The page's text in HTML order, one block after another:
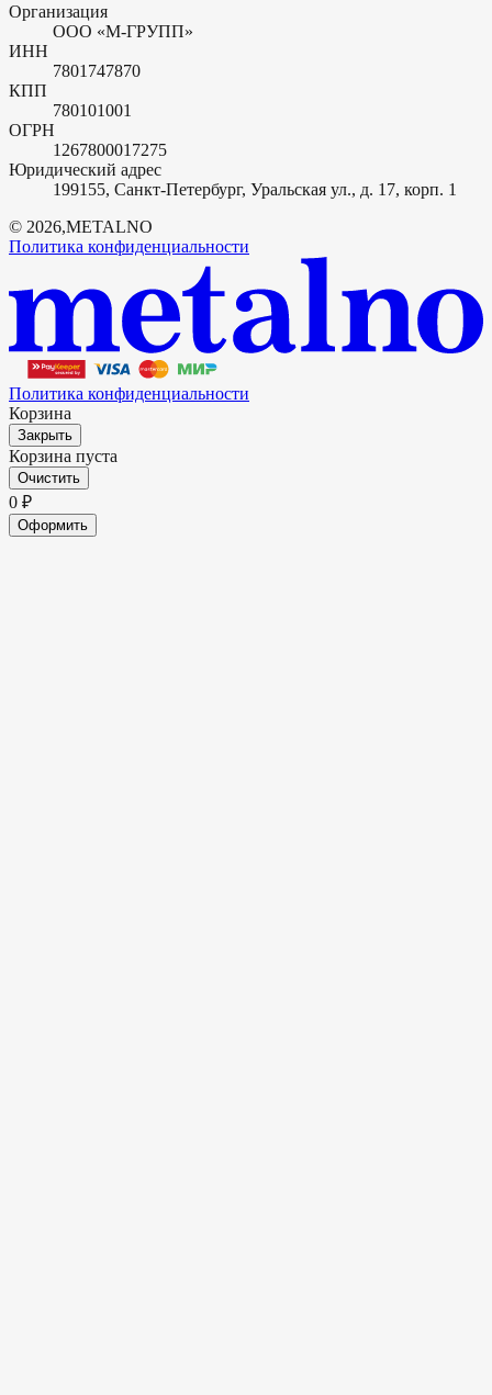
Организация
ООО «М-ГРУПП»
ИНН
7801747870
КПП
780101001
ОГРН
1267800017275
Юридический адрес
199155, Санкт-Петербург, Уральская ул., д. 17, корп. 1
© 2026,METALNO
Политика конфиденциальности
Политика конфиденциальности
Корзина
Закрыть
Корзина пуста
Очистить
0 ₽
Оформить